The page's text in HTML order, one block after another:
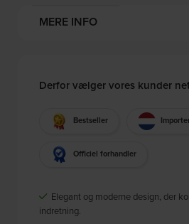
MERE INFO
Derfor vælger vores kunder
Bestseller
Officiel forhandler
Elegant og moderne design, der
indretning.